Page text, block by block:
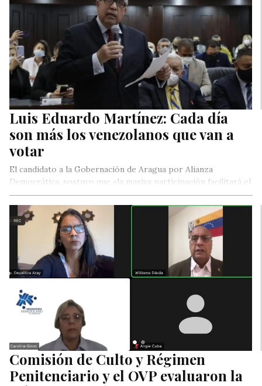
Luis Eduardo Martínez: Cada día
son más los venezolanos que van a
votar
El candidato a la Gobernación de Aragua por Alianza
Democrática, sostuvo que «la masiva participación facilitará el
triunfo de las opciones opositoras, por lo cual es tan
importante promover el voto si queremos que Venezuela sea
sea diferente».
Comisión de Culto y Régimen
Penitenciario y el OVP evaluaron la